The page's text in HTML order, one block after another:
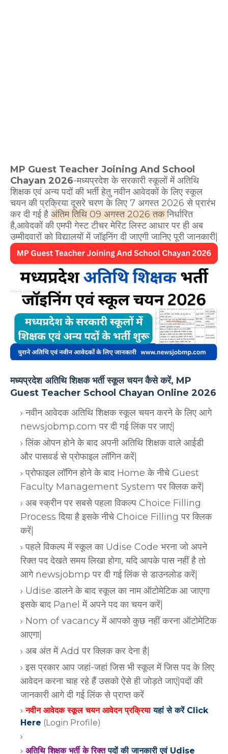
MP Guest Teacher Joining And School
Chayan 2026-मध्यप्रदेश के सरकारी स्कूलों में अतिथि
शिक्षक एवं अन्य पदों की भर्ती हेतु नवीन आवेदकों के लिए स्कूल
चयन की प्रक्रिया दूसरे चरण के लिए 7 अगस्त2026 से प्रारंभ
कर दी गई है अंतिम तिथि 09 अगस्त 2026 तकनिर्धारित
है,आवेदकों की एमपी गेस्ट टीचर मेरिट लिस्ट आधार पर ही अब
उम्मीदवारों को विद्यालयों में जॉइनिंग दी जाएगी जानिए पूरी जानकारी|
मध्यप्रदेश अतिथि शिक्षक भर्ती स्कूल चयन कैसे करें, MP
Guest Teacher School Chayan Online 2026
नवीन आवेदक अतिथि शिक्षक स्कूल चयन करने के लिए आगे
newsjobmp.com पर दी गई लिंक पर जाएं|
लिंक ओपन होने के बाद अपनी अतिथि शिक्षक वाले आईडी
और पासवर्ड से प्रोफाइल लॉगिन करें|
प्रोफाइल लॉगिन होने के बाद Home के नीचे Guest
Faculty Management System पर क्लिक करें|
अब स्क्रीन पर सबसे पहला विकल्प Choice Filling
Process दिया है इसके नीचे Choice Filling पर क्लिक
करें|
पहले विकल्प में स्कूल का Udise Code भरना जो अपने
रिक्त पद देखते समय लिखा होगा, यदि आपके पास नहीं है तो
आगे newsjobmp पर दी गई लिंक से डाउनलोड करें|
Udise डालने के बाद स्कूल का नाम ऑटोमेटिक आ जाएगा
इसके बाद Panel में अपने पद का चयन करें|
Nom of vacancy में आपको कुछ नहीं करना ऑटोमेटिक
आएगा|
अब अंत में Add पर क्लिक कर देना है|
इस प्रकार आप जहां-जहां जिस भी स्कूल में जिस पद के लिए
आवेदन करना चाह रहे हैं उसको ऐसे ही जोड़ते जाएं|पदों की
जानकारी आगे दी गई लिंक से प्राप्त करें
नवीन आवेदक स्कूल चयन आवेदन प्रक्रियायहां से करें Click
Here (Login Profile)
अतिथि शिक्षक भर्ती के रिक्तपदों की जानकारी एवं Udise